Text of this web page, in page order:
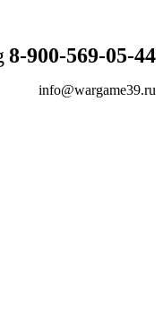
8-900-569-05-44
info@wargame39.ru